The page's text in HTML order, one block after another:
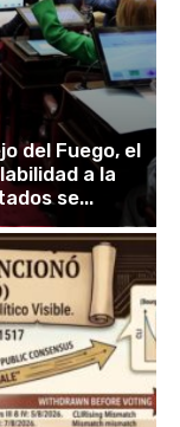
del Fuego, el
a la
se...